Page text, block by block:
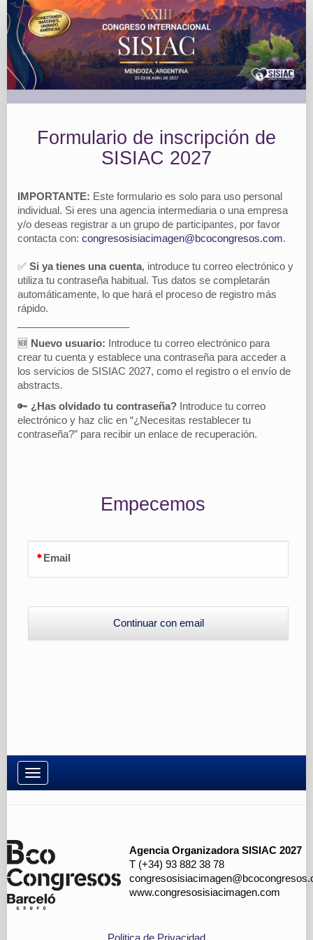
INSCRIPCIONES
|
Formulario
de
inscripción
Formulario de inscripción de
SISIAC 2027
IMPORTANTE: Este formulario es solo para uso personal
individual. Si eres una agencia intermediaria o una empresa
y/o deseas registrar a un grupo de participantes, por favor
contacta con: congresosisiacimagen@bcocongresos.com.
✅ Si ya tienes una cuenta, introduce tu correo electrónico y
utiliza tu contraseña habitual. Tus datos se completarán
automáticamente, lo que hará el proceso de registro más
rápido.
🆕 Nuevo usuario: Introduce tu correo electrónico para
crear tu cuenta y establece una contraseña para acceder a
los servicios de SISIAC 2027, como el registro o el envío de
abstracts.
🔑 ¿Has olvidado tu contraseña? Introduce tu correo
electrónico y haz clic en “¿Necesitas restablecer tu
contraseña?” para recibir un enlace de recuperación.
Empecemos
Email
Continuar con email
Toggle
navigation
Agencia Organizadora SISIAC 2027
T (+34) 93 882 38 78
www.congresosisiacimagen.com
Politica de Privacidad